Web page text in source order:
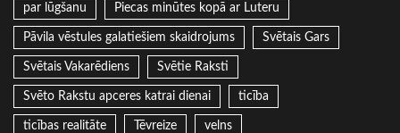
par lūgšanu Piecas minūtes kopā ar Luteru
Pāvila vēstules galatiešiem skaidrojums Svētais Gars
Svētais Vakarēdiens Svētie Raksti
Svēto Rakstu apceres katrai dienai ticība
ticības realitāte Tēvreize velns